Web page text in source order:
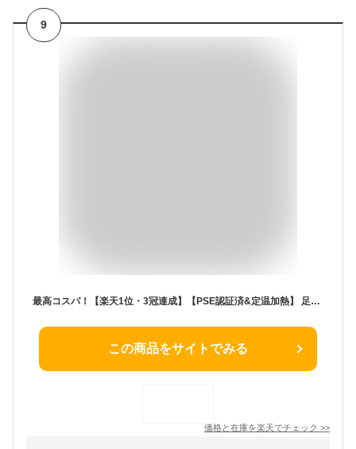
9
最高コスパ！【楽天1位・3冠達成】【PSE認証済&定温加熱】 足湯 フットバス 足湯 バケツ 折りたたみ 足湯バケツ 保温 ローラー付き マッサージ 定温加熱 折り畳み フットケア 足湯器 コンパクト 収納便利 足 水力分離 加熱 女性 足冷え性対策 老人 両親 収納 自宅電気
この商品をサイトでみる
価格と在庫を楽天でチェック >>